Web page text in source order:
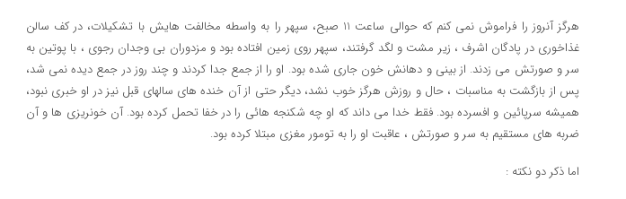
هرگز آنروز را فراموش نمی کنم که حوالی ساعت 11 صبح، سپهر را به واسطه مخالفت هایش با تشکیلات، در کف سالن
غذاخوری در پادگان اشرف ، زیر مشت و لگد گرفتند، سپهر روی زمین افتاده بود و مزدوران بی وجدان رجوی ، با پوتین به
سر و صورتش می زدند. از بینی و دهانش خون جاری شده بود. او را از جمع جدا کردند و چند روز در جمع دیده نمی شد،
پس از بازگشت به مناسبات ، حال و روزش هرگز خوب نشد، دیگر حتی از آن خنده های سالهای قبل نیز در او خبری نبود،
همیشه سرپائین و افسرده بود. فقط خدا می داند که او چه شکنجه هائی را در خفا تحمل کرده بود. آن خونریزی ها و آن
ضربه های مستقیم به سر و صورتش ، عاقبت او را به تومور مغزی مبتلا کرده بود.
اما ذکر دو نکته :